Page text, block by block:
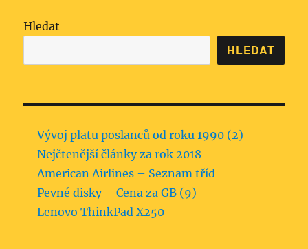
Hledat
HLEDAT
Vývoj platu poslanců od roku 1990 (2)
Nejčtenější články za rok 2018
American Airlines – Seznam tříd
Pevné disky – Cena za GB (9)
Lenovo ThinkPad X250